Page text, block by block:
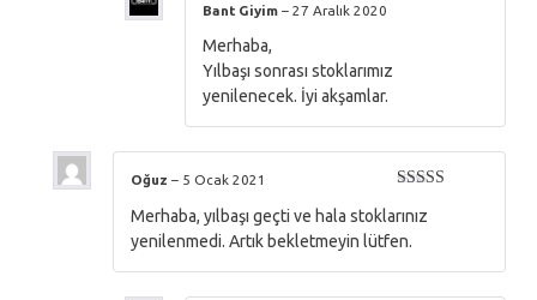
Bant Giyim – 27 Aralık 2020
Merhaba,
Yılbaşı sonrası stoklarımız
yenilenecek. İyi akşamlar.
5oy aldı
Oğuz – 5 Ocak 2021
Merhaba, yılbaşı geçti ve hala stoklarınız
yenilenmedi. Artık bekletmeyin lütfen.